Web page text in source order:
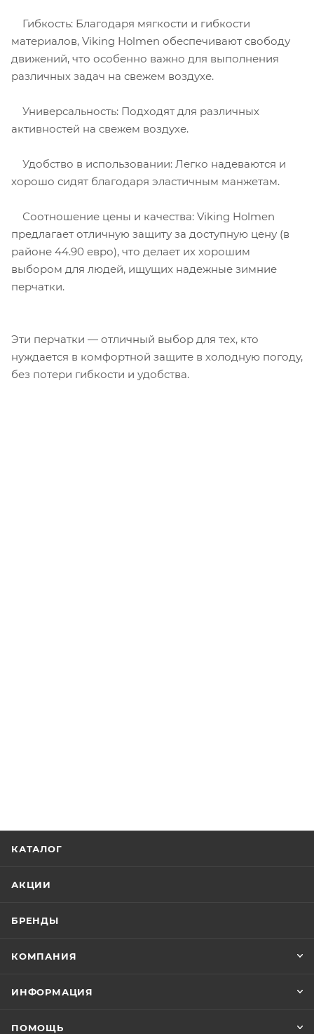
Гибкость: Благодаря мягкости и гибкости
материалов, Viking Holmen обеспечивают свободу
движений, что особенно важно для выполнения
различных задач на свежем воздухе.
Универсальность: Подходят для различных
активностей на свежем воздухе.
Удобство в использовании: Легко надеваются и
хорошо сидят благодаря эластичным манжетам.
Соотношение цены и качества: Viking Holmen
предлагает отличную защиту за доступную цену (в
районе 44.90 евро), что делает их хорошим
выбором для людей, ищущих надежные зимние
перчатки.
Эти перчатки — отличный выбор для тех, кто
нуждается в комфортной защите в холодную погоду,
без потери гибкости и удобства.
КАТАЛОГ
АКЦИИ
БРЕНДЫ
КОМПАНИЯ
ИНФОРМАЦИЯ
ПОМОЩЬ